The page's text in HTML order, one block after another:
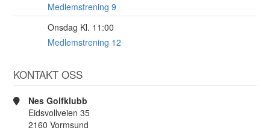
Medlemstrening 9
Onsdag Kl. 11:00
Medlemstrening 12
KONTAKT OSS
Nes Golfklubb
Eidsvollveien 35
2160 Vormsund